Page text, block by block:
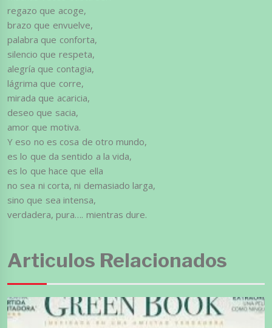
regazo que acoge,
brazo que envuelve,
palabra que conforta,
silencio que respeta,
alegría que contagia,
lágrima que corre,
mirada que acaricia,
deseo que sacia,
amor que motiva.
Y eso no es cosa de otro mundo,
es lo que da sentido a la vida,
es lo que hace que ella
no sea ni corta, ni demasiado larga,
sino que sea intensa,
verdadera, pura…. mientras dure.
Articulos Relacionados